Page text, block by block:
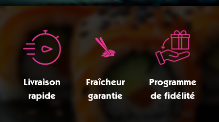
Livraison
rapide
Fraîcheur
garantie
Programme
de fidélité